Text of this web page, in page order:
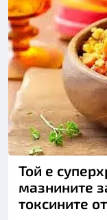
Той е
мазнините
токсините